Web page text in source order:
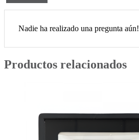
Nadie ha realizado una pregunta aún!
Productos relacionados